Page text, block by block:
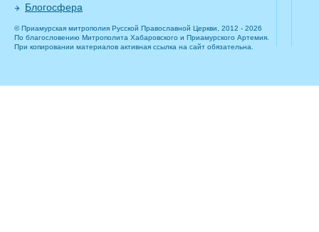
Блогосфера
© Приамурская митрополия Русской Православной Церкви, 2012 - 2026
По благословению Митрополита Хабаровского и Приамурского Артемия.
При копировании материалов активная ссылка на сайт обязательна.